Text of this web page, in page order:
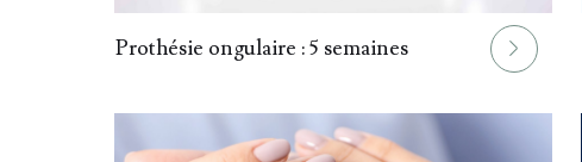
Prothésie ongulaire : 5 semaines 026.